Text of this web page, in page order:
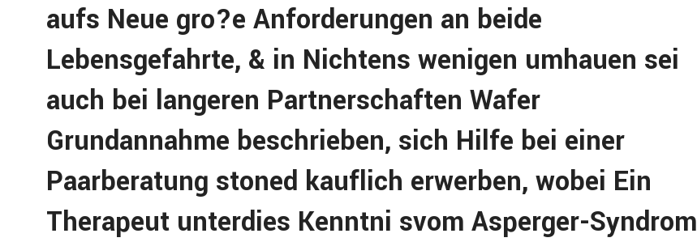
aufs Neue gro?e Anforderungen an beide
Lebensgefahrte, & in Nichtens wenigen umhauen sei
auch bei langeren Partnerschaften Wafer
Grundannahme beschrieben, sich Hilfe bei einer
Paarberatung stoned kauflich erwerben, wobei Ein
Therapeut unterdies Kenntni svom Asperger-Syndrom